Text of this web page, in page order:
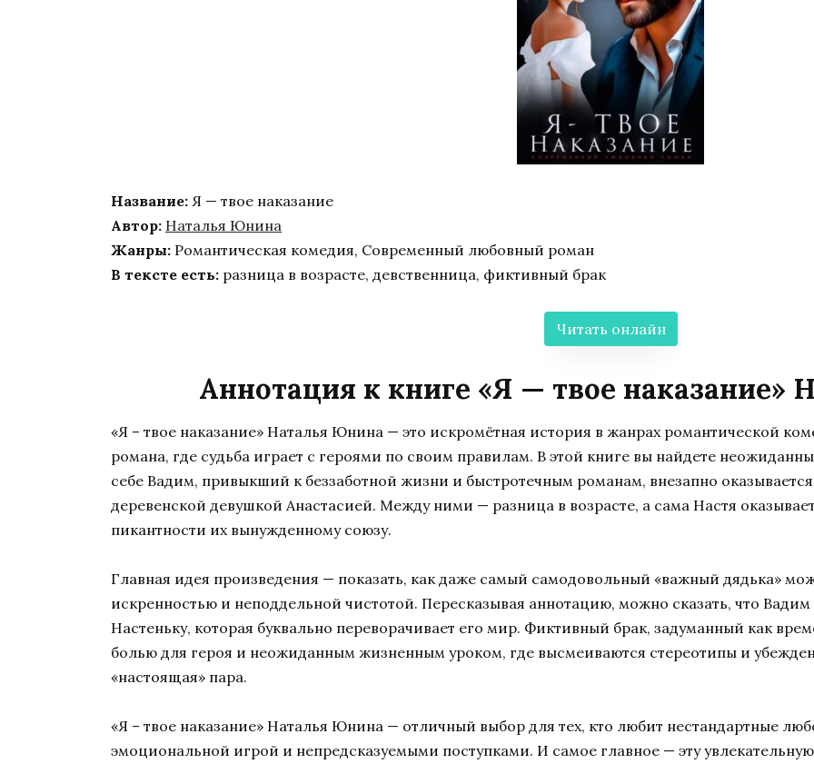
Название: Я — твое наказание
Автор: Наталья Юнина
Жанры: Романтическая комедия, Современный любовный роман
В тексте есть: разница в возрасте, девственница, фиктивный брак
Читать онлайн
Аннотация к книге «Я — твое наказание»
«Я – твое наказание» Наталья Юнина — это искромётная история в жанрах романтической
романа, где судьба играет с героями по своим правилам. В этой книге вы найдете
себе Вадим, привыкший к беззаботной жизни и быстротечным романам, внезапно
деревенской девушкой Анастасией. Между ними — разница в возрасте, а сама Настя
пикантности их вынужденному союзу.
Главная идея произведения — показать, как даже самый самодовольный «важный дядька»
искренностью и неподдельной чистотой. Пересказывая аннотацию, можно сказать, что Вадим
Настеньку, которая буквально переворачивает его мир. Фиктивный брак, задуманный как
болью для героя и неожиданным жизненным уроком, где высмеиваются стереотипы и
«настоящая» пара.
«Я – твое наказание» Наталья Юнина — отличный выбор для тех, кто любит нестандартные
эмоциональной игрой и непредсказуемыми поступками. И самое главное — эту